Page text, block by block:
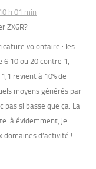
h 01 min
ZX6R?
volontaire : les
6 10 ou 20 contre 1,
revient à 10% de
moyens générés par
pas si basse que ça. La
là évidemment, je
domaines d’activité !